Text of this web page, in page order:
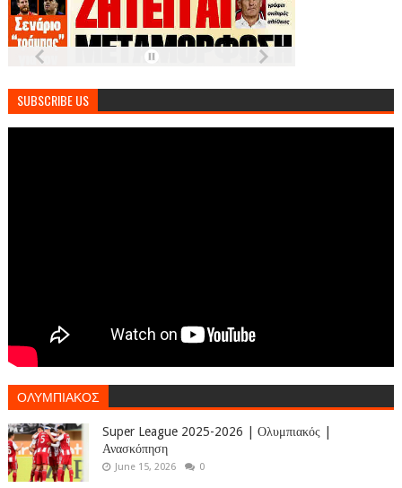
SUBSCRIBE US
ΟΛΥΜΠΙΑΚΟΣ
Super League 2025-2026 | Ολυμπιακός |
Ανασκόπηση
June 15, 2026 0